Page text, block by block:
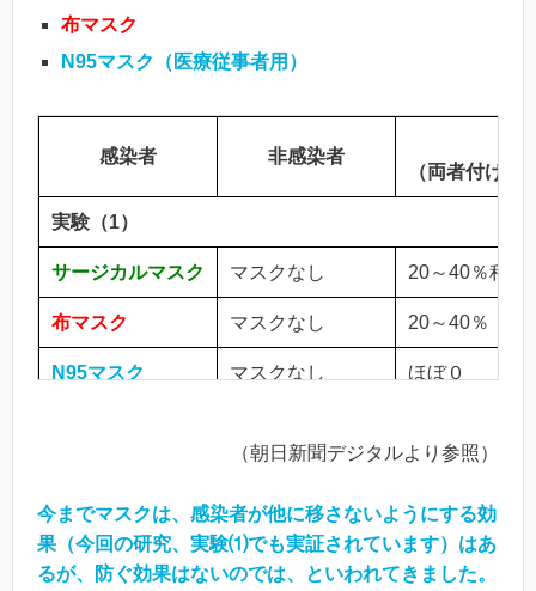
布マスク
N95マスク（医療従事者用）
感染者 非感染者
（両者付けな
実験（1）
サージカルマスク マスクなし 20～40％程度
布マスク マスクなし 20～40％
N95マスク マスクなし ほぼ０
マスクなし 布マスク 約60～80％
マスクなし N95マスク 約10～20％
（朝日新聞デジタルより参照）
今までマスクは、感染者が他に移さないようにする効
果（今回の研究、実験⑴でも実証されています）はあ
るが、防ぐ効果はないのでは、といわれてきました。